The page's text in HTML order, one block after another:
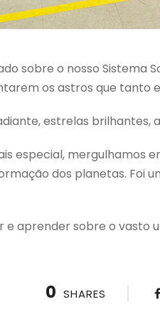
sobre o nosso Sistema
os astros que tanto
estrelas brilhantes,
especial, mergulhamos
dos planetas. Foi
aprender sobre o vasto
0 SHARES